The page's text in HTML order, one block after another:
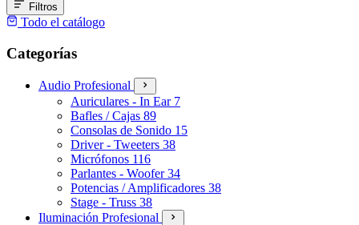
Filtros
Todo el catálogo
Categorías
Audio Profesional
Auriculares - In Ear 7
Bafles / Cajas 89
Consolas de Sonido 15
Driver - Tweeters 38
Micrófonos 116
Parlantes - Woofer34
Potencias / Amplificadores 38
Stage - Truss 38
Iluminación Profesional